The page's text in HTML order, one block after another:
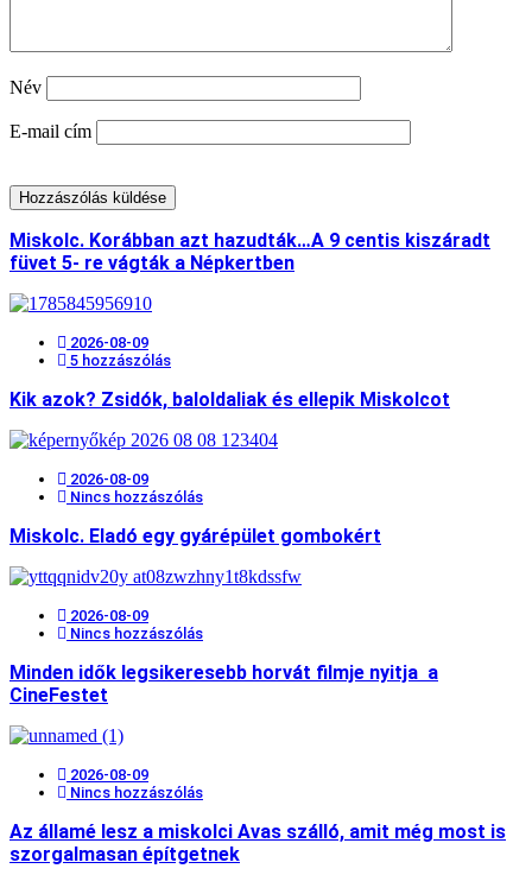
Név
E-mail cím
Miskolc. Korábban azt hazudták…A 9 centis kiszáradt
füvet 5- re vágták a Népkertben
2026-08-09
5 hozzászólás
Kik azok? Zsidók, baloldaliak és ellepik Miskolcot
2026-08-09
Nincs hozzászólás
Miskolc. Eladó egy gyárépület gombokért
2026-08-09
Nincs hozzászólás
Minden idők legsikeresebb horvát filmje nyitja a
CineFestet
2026-08-09
Nincs hozzászólás
Az államé lesz a miskolci Avas szálló, amit még most is
szorgalmasan építgetnek